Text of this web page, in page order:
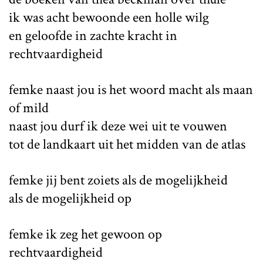
ik was acht bewoonde een holle wilg
en geloofde in zachte kracht in
rechtvaardigheid
femke naast jou is het woord macht als maan
of mild
naast jou durf ik deze wei uit te vouwen
tot de landkaart uit het midden van de atlas
femke jij bent zoiets als de mogelijkheid
als de mogelijkheid op
femke ik zeg het gewoon op
rechtvaardigheid